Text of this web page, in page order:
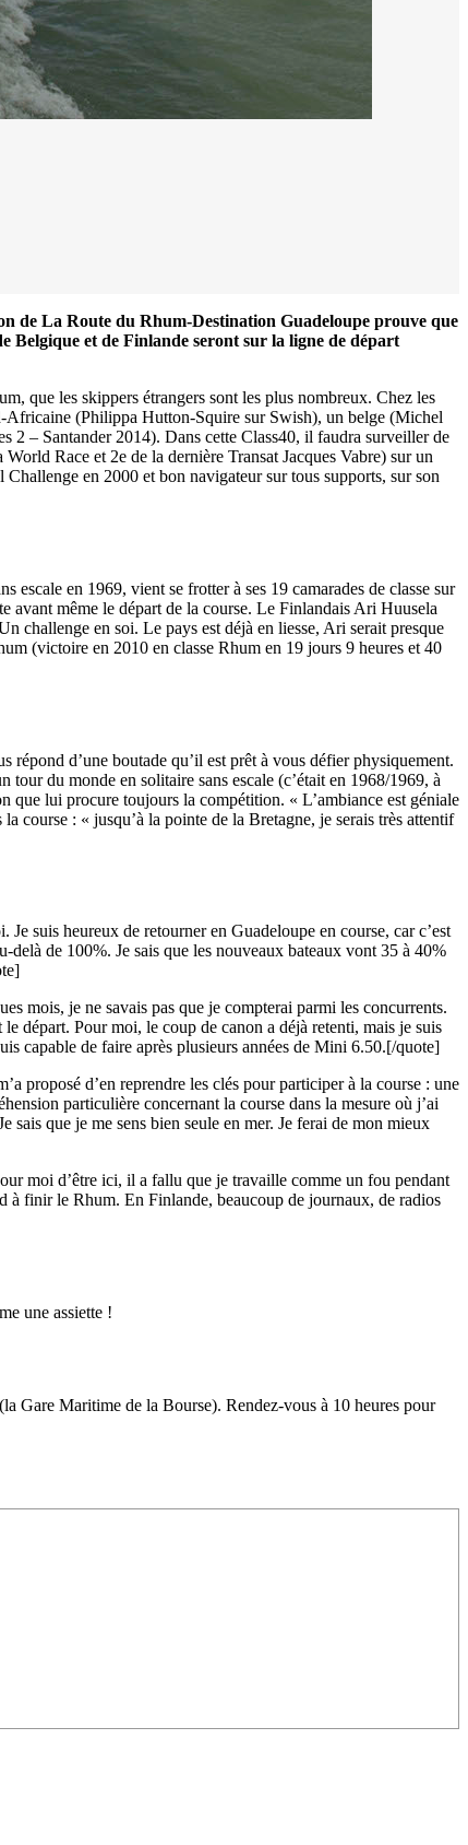
de La Route du Rhum-Destination Guadeloupe prouve que
Belgique et de Finlande seront sur la ligne de départ
que les skippers étrangers sont les plus nombreux. Chez les
Africaine (Philippa Hutton-Squire sur Swish), un belge (Michel
2 – Santander 2014). Dans cette Class40, il faudra surveiller de
Race et 2e de la dernière Transat Jacques Vabre) sur un
en 2000 et bon navigateur sur tous supports, sur son
en 1969, vient se frotter à ses 19 camarades de classe sur
même le départ de la course. Le Finlandais Ari Huusela
challenge en soi. Le pays est déjà en liesse, Ari serait presque
(victoire en 2010 en classe Rhum en 19 jours 9 heures et 40
répond d’une boutade qu’il est prêt à vous défier physiquement.
du monde en solitaire sans escale (c’était en 1968/1969, à
lui procure toujours la compétition. « L’ambiance est géniale
course : « jusqu’à la pointe de la Bretagne, je serais très attentif
suis heureux de retourner en Guadeloupe en course, car c’est
de 100%. Je sais que les nouveaux bateaux vont 35 à 40%
mois, je ne savais pas que je compterai parmi les concurrents.
départ. Pour moi, le coup de canon a déjà retenti, mais je suis
capable de faire après plusieurs années de Mini 6.50.[/quote]
proposé d’en reprendre les clés pour participer à la course : une
particulière concernant la course dans la mesure où j’ai
que je me sens bien seule en mer. Je ferai de mon mieux
moi d’être ici, il a fallu que je travaille comme un fou pendant
à finir le Rhum. En Finlande, beaucoup de journaux, de radios
une assiette !
Gare Maritime de la Bourse). Rendez-vous à 10 heures pour